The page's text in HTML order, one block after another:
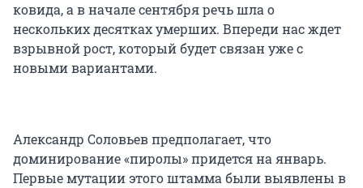
ковида, а в начале сентября речь шла о
нескольких десятках умерших. Впереди нас ждет
взрывной рост, который будет связан уже с
новыми вариантами.
Александр Соловьев предполагает, что
доминирование «пиролы» придется на январь.
Первые мутации этого штамма были выявлены в